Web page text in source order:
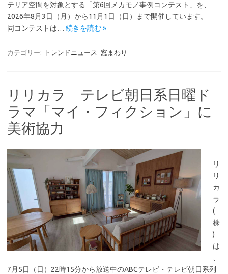
テリア空間を対象とする「第6回メカモノ事例コンテスト」を、
2026年8月3日（月）から11月1日（日）まで開催しています。
同コンテストは… 続きを読む »
カテゴリー: トレンドニュース 窓まわり
リリカラ テレビ朝日系日曜ド
ラマ「マイ・フィクション」に
美術協力
リ
リ
カ
ラ
(
株
)
は
7月5日（日）22時15分から放送中のABCテレビ・テレビ朝日系列